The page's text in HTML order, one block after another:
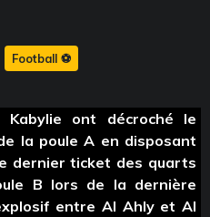
Football ⚽️
ont décroché le
la poule A en disposant
dernier ticket des quarts
B lors de la dernière
entre Al Ahly et Al